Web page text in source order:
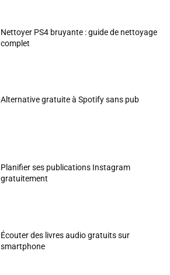
Nettoyer PS4 bruyante : guide de nettoyage
complet
Alternative gratuite à Spotify sans pub
Planifier ses publications Instagram
gratuitement
Écouter des livres audio gratuits sur
smartphone